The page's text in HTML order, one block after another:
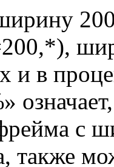
и в
с
также